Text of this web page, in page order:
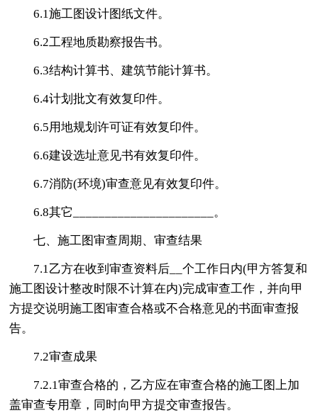
6.1施工图设计图纸文件。
6.2工程地质勘察报告书。
6.3结构计算书、建筑节能计算书。
6.4计划批文有效复印件。
6.5用地规划许可证有效复印件。
6.6建设选址意见书有效复印件。
6.7消防(环境)审查意见有效复印件。
6.8其它______________________。
七、施工图审查周期、审查结果
7.1乙方在收到审查资料后__个工作日内(甲方答复和
施工图设计整改时限不计算在内)完成审查工作，并向甲
方提交说明施工图审查合格或不合格意见的书面审查报
告。
7.2审查成果
7.2.1审查合格的，乙方应在审查合格的施工图上加
盖审查专用章，同时向甲方提交审查报告。